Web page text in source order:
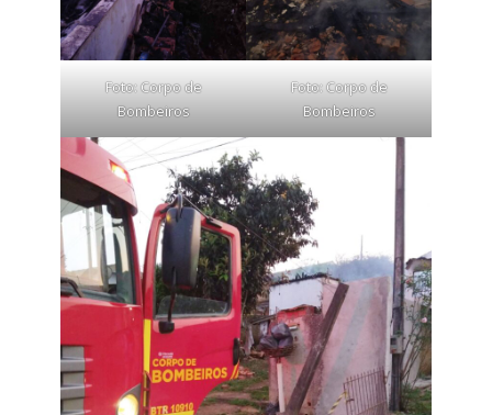
Foto: Corpo de
Bombeiros
Foto: Corpo de
Bombeiros